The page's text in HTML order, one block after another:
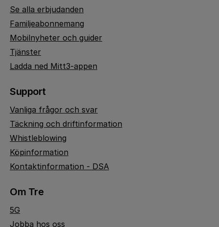
Se alla erbjudanden
Familjeabonnemang
Mobilnyheter och guider
Tjänster
Ladda ned Mitt3-appen
Support
Vanliga frågor och svar
Täckning och driftinformation
Whistleblowing
Köpinformation
Kontaktinformation - DSA
Om Tre
5G
Jobba hos oss